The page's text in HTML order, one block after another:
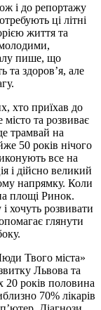
і до репортажу
ці літні
життя та
молодими,
пише, що
здоров’я, але
хто приїхав до
та розвиває
трамвай на
50 років нічого
все на
і дійсно великий
напрямку. Коли
площі Ринок.
хочуть розвивати
глянути
Твого міста»
Львова та
20 років половина
70% лікарів